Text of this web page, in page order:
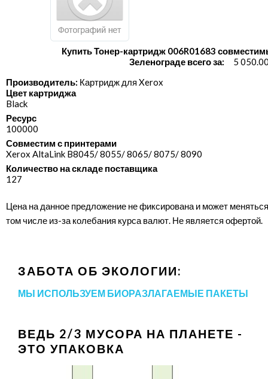
Купить Тонер-картридж 006R01683
Зеленограде всего за:
5
Производитель: Картридж для Xerox
Цвет картриджа
Black
Ресурс
100000
Совместим с принтерами
Xerox AltaLink B8045/​ 8055/​ 8065/​ 8075/​ 8090
Количество на складе поставщика
127
Цена на данное предложение не фиксирована и может
том числе из-за колебания курса валют. Не является офертой.
ЗАБОТА ОБ ЭКОЛОГИИ:
МЫ ИСПОЛЬЗУЕМ БИОРАЗЛАГАЕМЫЕ ПАКЕТЫ
ВЕДЬ 2/3 МУСОРА НА ПЛАНЕТЕ -
ЭТО УПАКОВКА